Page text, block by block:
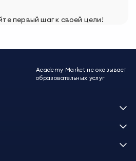
первый шаг к своей цели!
Academy Market не оказывает
образовательных услуг